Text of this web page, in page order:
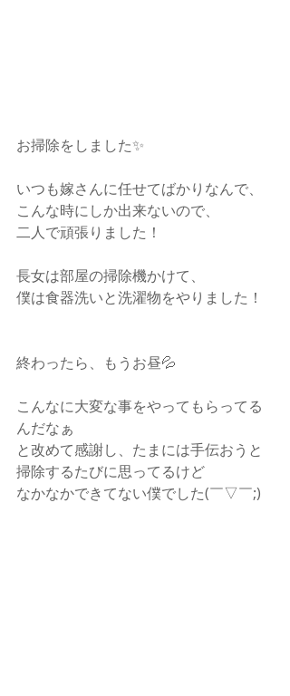
お掃除をしました✨
いつも嫁さんに任せてばかりなんで、
こんな時にしか出来ないので、
二人で頑張りました！
長女は部屋の掃除機かけて、
僕は食器洗いと洗濯物をやりました！
終わったら、もうお昼💦
こんなに大変な事をやってもらってる
んだなぁ
と改めて感謝し、たまには手伝おうと
掃除するたびに思ってるけど
なかなかできてない僕でした(￣▽￣;)